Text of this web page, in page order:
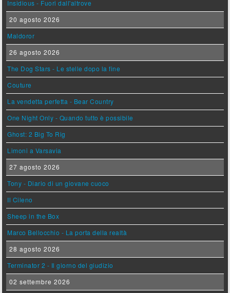
Insidious - Fuori dall'altrove
20 agosto 2026
Maldoror
26 agosto 2026
The Dog Stars - Le stelle dopo la fine
Couture
La vendetta perfetta - Bear Country
One Night Only - Quando tutto è possibile
Ghost: 2 Big To Rig
Limoni a Varsavia
27 agosto 2026
Tony - Diario di un giovane cuoco
Il Cileno
Sheep in the Box
Marco Bellocchio - La porta della realtà
28 agosto 2026
Terminator 2 - Il giorno del giudizio
02 settembre 2026